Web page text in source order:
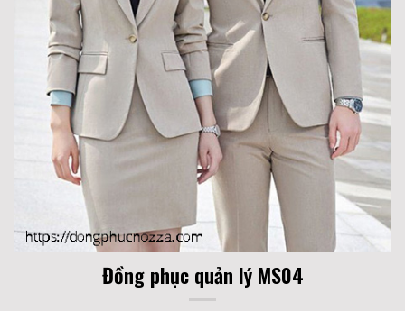
Đồng phục quản lý MS04